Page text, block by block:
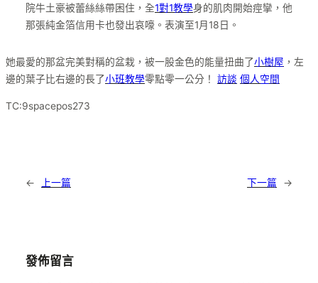
院牛土豪被蕾絲絲帶困住，全1對1教學身的肌肉開始痙攣，他
那張純金箔信用卡也發出哀嚎。表演至1月18日。
她最愛的那盆完美對稱的盆栽，被一股金色的能量扭曲了小樹屋 ，左
邊的葉子比右邊的長了小班教學零點零一公分！ 訪談 個人空間
TC:9spacepos273
← 上一篇 下一篇 →
發佈留言